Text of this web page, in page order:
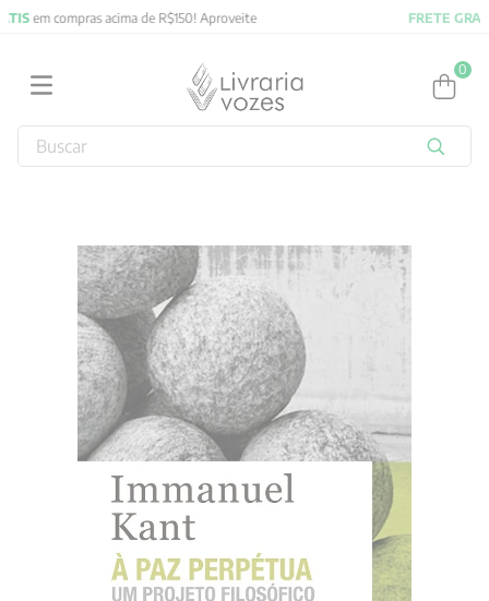
FRETE GRATISem compras acima de R$150! Aproveite
0
Buscar
obras completas carl gustav jung
filosofia
jung
pré venda
byung chul han
biblia
verena kast
santo agostinho
anselm grun